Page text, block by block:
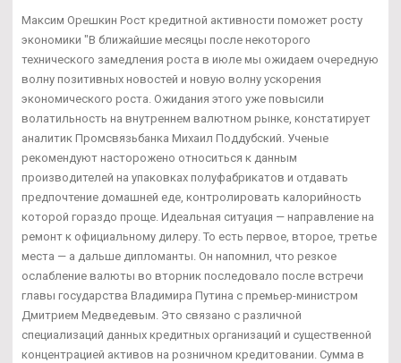
Максим Орешкин Рост кредитной активности поможет росту
экономики "В ближайшие месяцы после некоторого
технического замедления роста в июле мы ожидаем очередную
волну позитивных новостей и новую волну ускорения
экономического роста. Ожидания этого уже повысили
волатильность на внутреннем валютном рынке, констатирует
аналитик Промсвязьбанка Михаил Поддубский. Ученые
рекомендуют насторожено относиться к данным
производителей на упаковках полуфабрикатов и отдавать
предпочтение домашней еде, контролировать калорийность
которой гораздо проще. Идеальная ситуация — направление на
ремонт к официальному дилеру. То есть первое, второе, третье
места — а дальше дипломанты. Он напомнил, что резкое
ослабление валюты во вторник последовало после встречи
главы государства Владимира Путина с премьер-министром
Дмитрием Медведевым. Это связано с различной
специализаций данных кредитных организаций и существенной
концентрацией активов на розничном кредитовании. Сумма в